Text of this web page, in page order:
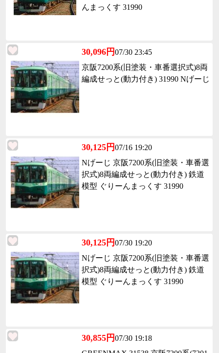
んまっくす 31990
30,096円07/30 23:45
京阪7200系(旧塗装・車番選択式)8両
編成せっと(動力付き) 31990 Nげーじ
30,125円07/16 19:20
Nげーじ 京阪7200系(旧塗装・車番選
択式)8両編成せっと(動力付き) 鉄道
模型 ぐりーんまっくす 31990
30,125円07/30 19:20
Nげーじ 京阪7200系(旧塗装・車番選
択式)8両編成せっと(動力付き) 鉄道
模型 ぐりーんまっくす 31990
30,855円07/30 19:18